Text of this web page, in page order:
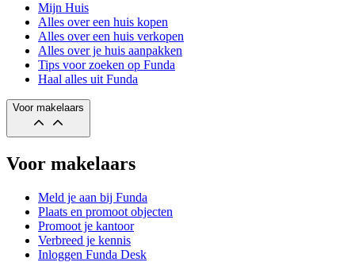
Mijn Huis
Alles over een huis kopen
Alles over een huis verkopen
Alles over je huis aanpakken
Tips voor zoeken op Funda
Haal alles uit Funda
Voor makelaars
Voor makelaars
Meld je aan bij Funda
Plaats en promoot objecten
Promoot je kantoor
Verbreed je kennis
Inloggen Funda Desk